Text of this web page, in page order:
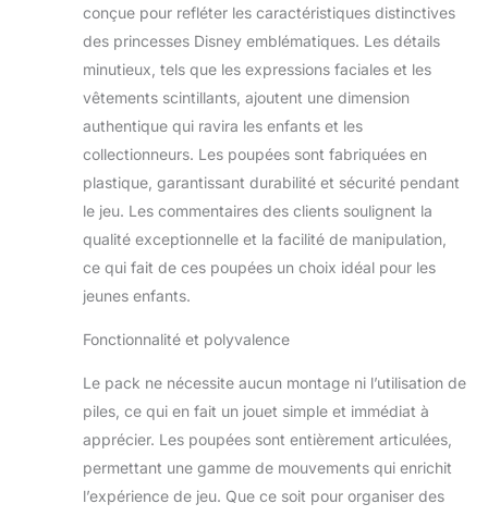
conçue pour refléter les caractéristiques distinctives
des princesses Disney emblématiques. Les détails
minutieux, tels que les expressions faciales et les
vêtements scintillants, ajoutent une dimension
authentique qui ravira les enfants et les
collectionneurs. Les poupées sont fabriquées en
plastique, garantissant durabilité et sécurité pendant
le jeu. Les commentaires des clients soulignent la
qualité exceptionnelle et la facilité de manipulation,
ce qui fait de ces poupées un choix idéal pour les
jeunes enfants.
Fonctionnalité et polyvalence
Le pack ne nécessite aucun montage ni l’utilisation de
piles, ce qui en fait un jouet simple et immédiat à
apprécier. Les poupées sont entièrement articulées,
permettant une gamme de mouvements qui enrichit
l’expérience de jeu. Que ce soit pour organiser des